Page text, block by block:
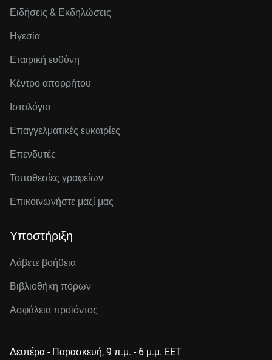
Ειδήσεις & Εκδηλώσεις
Ηγεσία
Εταιρική ευθύνη
Κέντρο απορρήτου
Ιστολόγιο
Επαγγελματικές ευκαιρίες
Επενδυτές
Τοποθεσίες γραφείων
Επικοινωνήστε μαζί μας
Υποστήριξη
Λάβετε βοήθεια
Βιβλιοθήκη πόρων
Ασφάλεια προϊόντος
Δευτέρα - Παρασκευή, 9 π.μ. - 6 μ.μ. EET